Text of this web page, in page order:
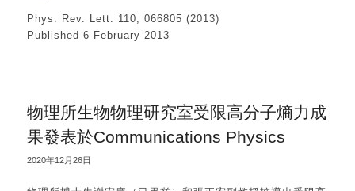
Phys. Rev. Lett. 110, 066805 (2013)
Published 6 February 2013
物理所生物物理研究室受限高分子熵力成
果發表於Communications Physics
2020年12月26日